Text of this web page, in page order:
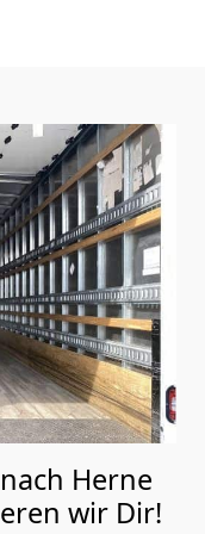
Herne
wir Dir!